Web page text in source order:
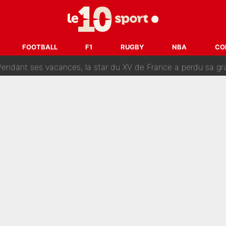
FOOTBALL F1 RUGBY NBA
par La Chaîne L’Équipe : Même Olivier Ménard n’avait pas pu empêcher son départ,
les inséparables Kylian Mbappé et Achraf Hakimi
ses vacances, la star du XV de France a perdu sa